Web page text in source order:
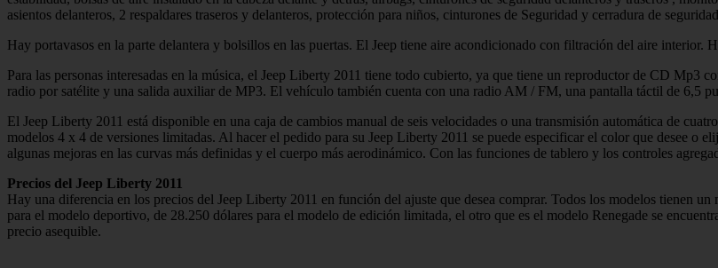
asientos delanteros, 2 respaldares traseros y delanteros, protección para niños, cinturones de Seguridad y cerradura de
Hay portavasos en la parte delantera y bolsillos en las puertas. El Jeep tiene aire acondicionado con filtración del aire interior.
Para las personas interesadas en la música, el Jeep Liberty 2011 tiene todo cubierto, ya que tiene un reproductor de CD Mp3
radio por satélite y una salida auxiliar de MP3. El vehículo también cuenta con una radio AM / FM, una pantalla táctil de 6,5
El Jeep Liberty 2011 está disponible en una caja de cambios manual de seis velocidades o una transmisión automática de
modelos 4 x 4 de versiones limitadas. Al hacer el pedido para su Jeep Liberty 2011 se puede especificar el color que desee o
algunas mejoras en las curvas más definidas y el cuerpo más aerodinámico. Con las funciones de tablero y los controles
Precios del Jeep Liberty 2011
Hay una diferencia en los precios del Jeep Liberty 2011 en función del ajuste que desea comprar. Todos los modelos tienen
para el modelo deportivo, de 28.250 dólares para el modelo de edición limitada, el otro que es el modelo Renegade se
precio asequible.